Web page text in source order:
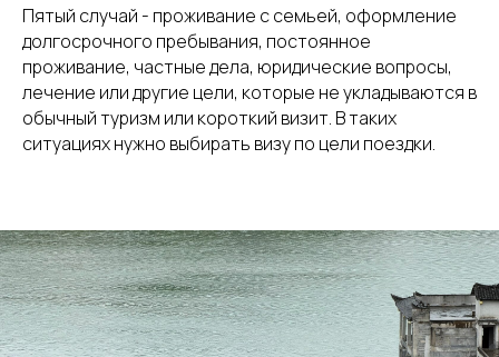
Пятый случай - проживание с семьей, оформление
долгосрочного пребывания, постоянное
проживание, частные дела, юридические вопросы,
лечение или другие цели, которые не укладываются в
обычный туризм или короткий визит. В таких
ситуациях нужно выбирать визу по цели поездки.